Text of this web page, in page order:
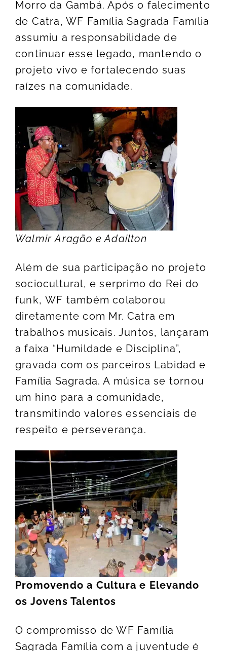
Morro da Gambá. Após o falecimento
de Catra, WF Família Sagrada Família
assumiu a responsabilidade de
continuar esse legado, mantendo o
projeto vivo e fortalecendo suas
raízes na comunidade.
Walmir Aragão e Adailton
Além de sua participação no projeto
sociocultural, e serprimo do Rei do
funk, WF também colaborou
diretamente com Mr. Catra em
trabalhos musicais. Juntos, lançaram
a faixa “Humildade e Disciplina”,
gravada com os parceiros Labidad e
Família Sagrada. A música se tornou
um hino para a comunidade,
transmitindo valores essenciais de
respeito e perseverança.
Promovendo a Cultura e Elevando
os Jovens Talentos
O compromisso de WF Família
Sagrada Família com a juventude é